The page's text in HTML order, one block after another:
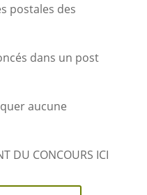
postales des
dans un post
aucune
DU CONCOURS ICI